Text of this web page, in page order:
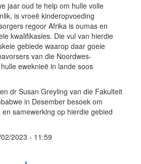
jaar oud te help om hulle volle
is vroeë kinderopvoeding
regoor Afrika is oumas en
kwalifikasies. Die vul van hierdie
gebiede waarop daar goeie
van die Noordwes-
eweknieë in lande soos
dr Susan Greyling van die Fakulteit
in Desember besoek om
samewerking op hierdie gebied
2023 - 11:59